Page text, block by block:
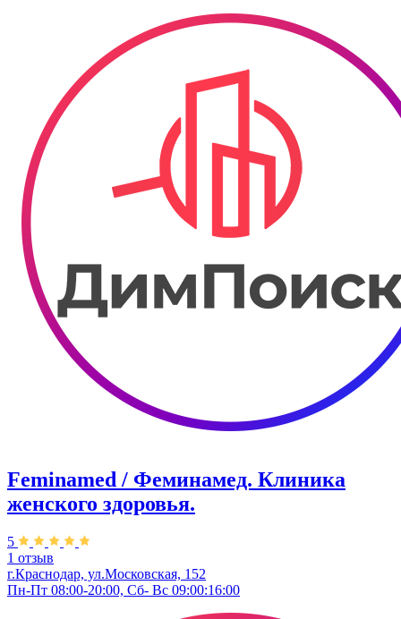
Feminamed / Феминамед. Клиника
женского здоровья.
5
1 отзыв
г.Краснодар, ул.Московская, 152
Пн-Пт 08:00-20:00, Сб- Вс 09:00:16:00